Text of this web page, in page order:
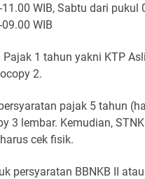
WIB, Sabtu dari
WIB
Pajak 1 tahun yakni KTP
2.
pajak 5 tahun
3 lembar. Kemudian,
cek fisik.
persyaratan BBNKB II